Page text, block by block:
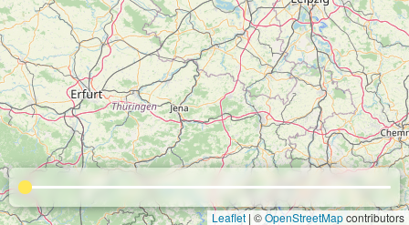
Leaflet | ©OpenStreetMapcontributors